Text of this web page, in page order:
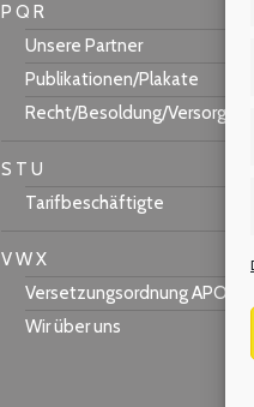
P Q R
Unsere Partner
Publikationen/Plakate
Recht/Besoldung/Versorgung
S T U
Tarifbeschäftigte
V W X
Versetzungsordnung APO-SI
Wir über uns